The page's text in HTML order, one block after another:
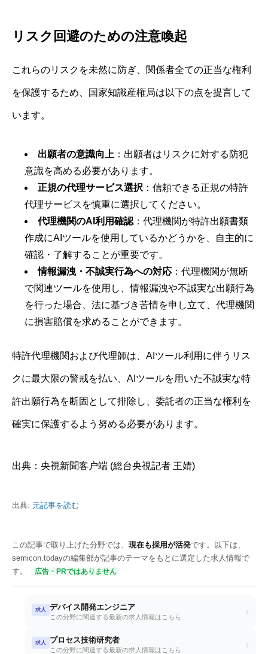
リスク回避のための注意喚起
これらのリスクを未然に防ぎ、関係者全ての正当な権利
を保護するため、国家知識産権局は以下の点を提言して
います。
出願者の意識向上 ：出願者はリスクに対する防犯
意識を高める必要があります。
正規の代理サービス選択 ：信頼できる正規の特許
代理サービスを慎重に選択してください。
代理機関のAI利用確認：代理機関が特許出願書類
作成にAIツールを使用しているかどうかを、自主的に
確認・了解することが重要です。
情報漏洩・不誠実行為への対応：代理機関が無断
で関連ツールを使用し、情報漏洩や不誠実な出願行為
を行った場合、法に基づき苦情を申し立て、代理機関
に損害賠償を求めることができます。
特許代理機関および代理師は、AIツール利用に伴うリス
クに最大限の警戒を払い、AIツールを用いた不誠実な特
許出願行為を断固として排除し、委託者の正当な権利を
確実に保護するよう努める必要があります。
出典：央視新聞客户端 (総台央視記者 王婧)
出典: 元記事を読む
この記事で取り上げた分野では、 現在も採用が活発です。以下は、
semicon.todayの編集部が記事のテーマをもとに選定した求人情報で
す。
広告・PRではありません
求人 デバイス開発エンジニア
この分野に関連する最新の求人情報はこちら ›
求人 プロセス技術研究者
この分野に関連する最新の求人情報はこちら ›